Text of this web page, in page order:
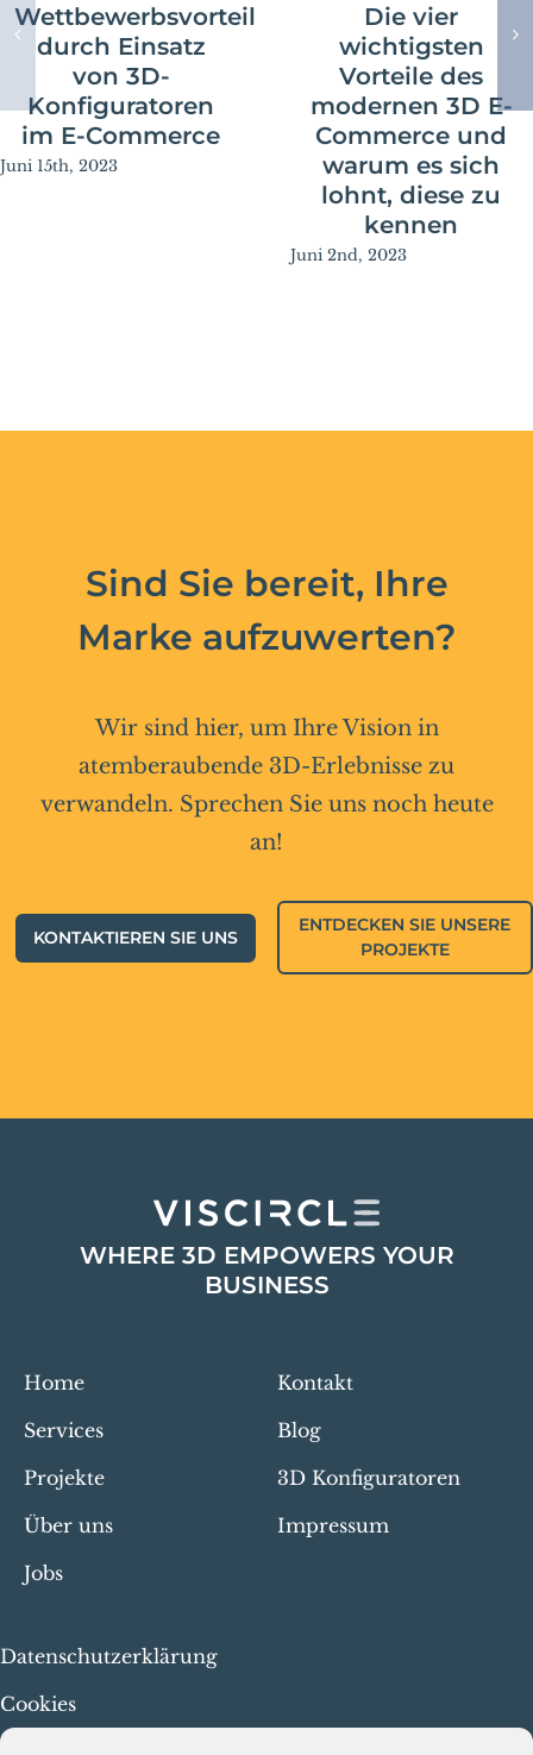
Wettbewerbsvorteil
durch Einsatz
von 3D-
Konfiguratoren
im E-Commerce
Juni 15th, 2023
Die vier
wichtigsten
Vorteile des
modernen 3D E-
Commerce und
warum es sich
lohnt, diese zu
kennen
Juni 2nd, 2023
Sind Sie bereit, Ihre
Marke aufzuwerten?
Wir sind hier, um Ihre Vision in
atemberaubende 3D-Erlebnisse zu
verwandeln. Sprechen Sie uns noch heute
an!
KONTAKTIEREN SIE UNS
ENTDECKEN SIE UNSERE
PROJEKTE
WHERE 3D EMPOWERS YOUR
BUSINESS
Home
Services
Projekte
Über uns
Jobs
Kontakt
Blog
3D Konfiguratoren
Impressum
Datenschutzerklärung
Cookies